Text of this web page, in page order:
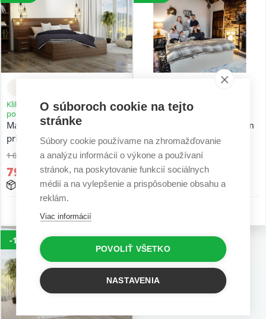
Kliknite a prefarbite si výrobok
podľa seba
Manželská posteľ s úložným
priestorom Zuzka XL
1 067,64 €
790,05 €
10 - 15 prac. dní
10 r. záruka
Kliknite a prefarbite si výrobok
podľa seba
Manželská posteľ s úložným
priestorom Lucka
808,11 €
598,00 €
10 - 15 prac. dní
-16%
O súboroch cookie na tejto
stránke
Súbory cookie používame na zhromažďovanie
a analýzu informácií o výkone a používaní
stránok, na poskytovanie funkcií sociálnych
médií a na vylepšenie a prispôsobenie obsahu a
reklám.
Viac informácií
POVOLIŤ VŠETKO
NASTAVENIA